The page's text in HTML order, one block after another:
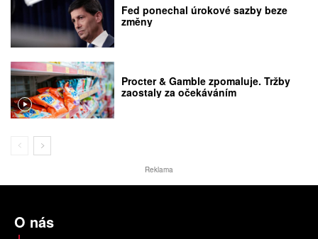
Fed ponechal úrokové sazby beze
změny
Procter & Gamble zpomaluje. Tržby
zaostaly za očekáváním
Reklama
O nás